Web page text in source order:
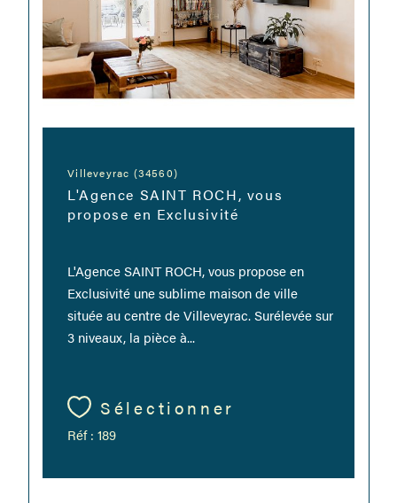
Villeveyrac (34560)
L'Agence SAINT ROCH, vous
propose en Exclusivité
L'Agence SAINT ROCH, vous propose en
Exclusivité une sublime maison de ville
située au centre de Villeveyrac. Surélevée sur
3 niveaux, la pièce à...
Sélectionner
Réf : 189